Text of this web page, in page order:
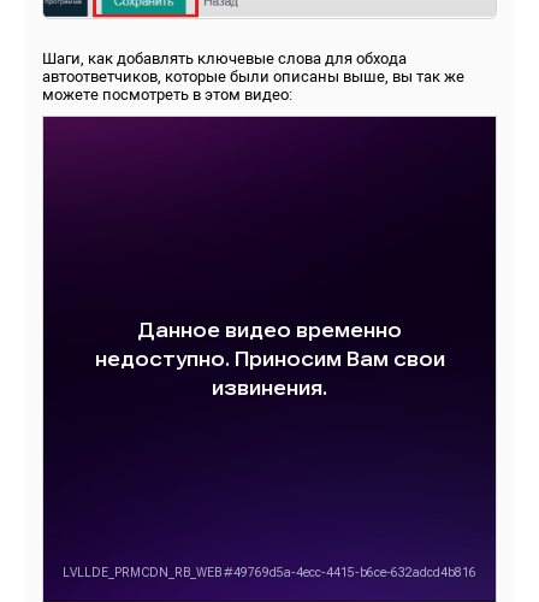
Шаги, как добавлять ключевые слова для обхода
автоответчиков, которые были описаны выше, вы так же
можете посмотреть в этом видео: